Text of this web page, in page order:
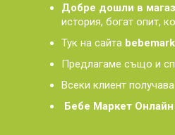
Добре дошли в
история, богат опит,
Тук на сайта
Предлагаме също и
Всеки клиент получава
Бебе Маркет